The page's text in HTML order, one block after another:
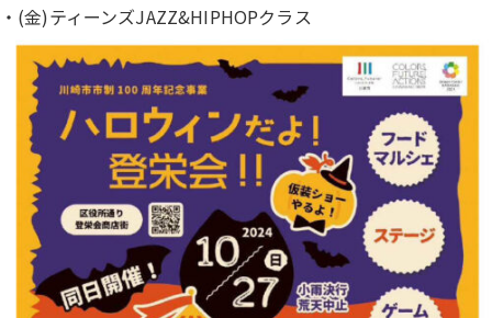
・(金)ティーンズJAZZ&HIPHOPクラス